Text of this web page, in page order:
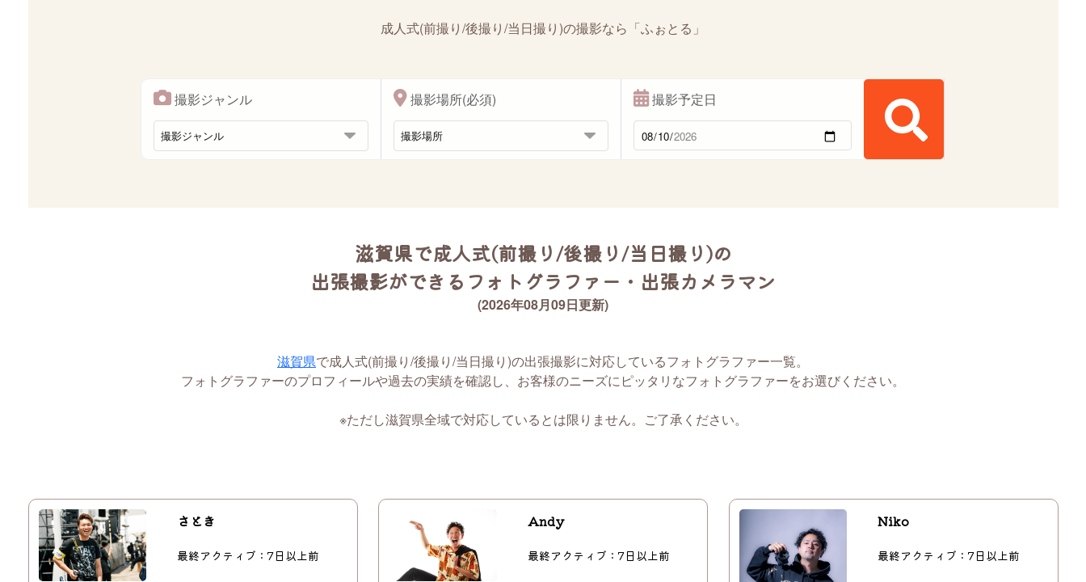
成人式(前撮り/後撮り/当日撮り)の撮影なら「ふぉとる」
撮影ジャンル 撮影場所(必須) 撮影予定日
滋賀県で成人式(前撮り/後撮り/当日撮り)の
出張撮影ができるフォトグラファー・出張カメラマン
(2026年08月09日更新)
滋賀県で成人式(前撮り/後撮り/当日撮り)の出張撮影に対応しているフォトグラファー一覧。
フォトグラファーのプロフィールや過去の実績を確認し、お客様のニーズにピッタリなフォトグラファーをお選びください。
※ただし滋賀県全域で対応しているとは限りません。ご了承ください。
さとき
最終アクティブ：7日以上前
Andy
最終アクティブ：7日以上前
Niko
最終アクティブ：7日以上前